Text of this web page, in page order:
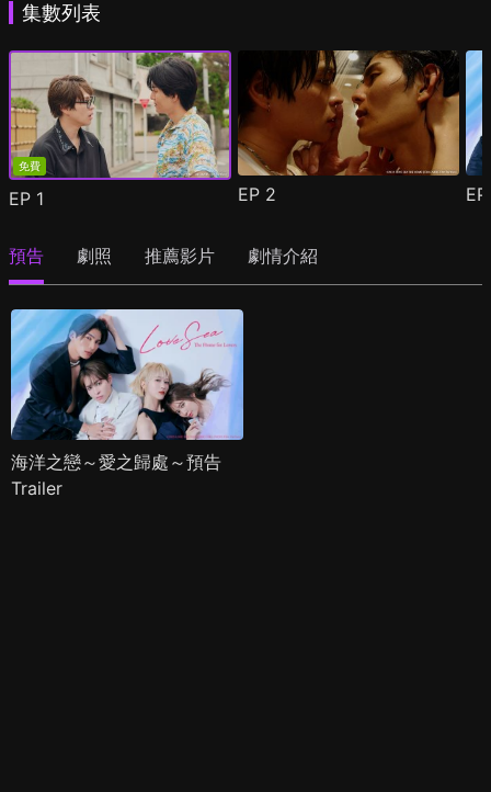
集數列表
免費
EP 1 EP 2
預告 劇照 推薦影片 劇情介紹
海洋之戀～愛之歸處～預告
Trailer